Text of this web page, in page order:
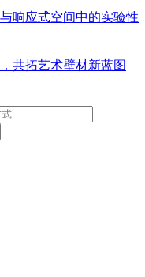
响应式空间中的实验性
共拓艺术壁材新蓝图